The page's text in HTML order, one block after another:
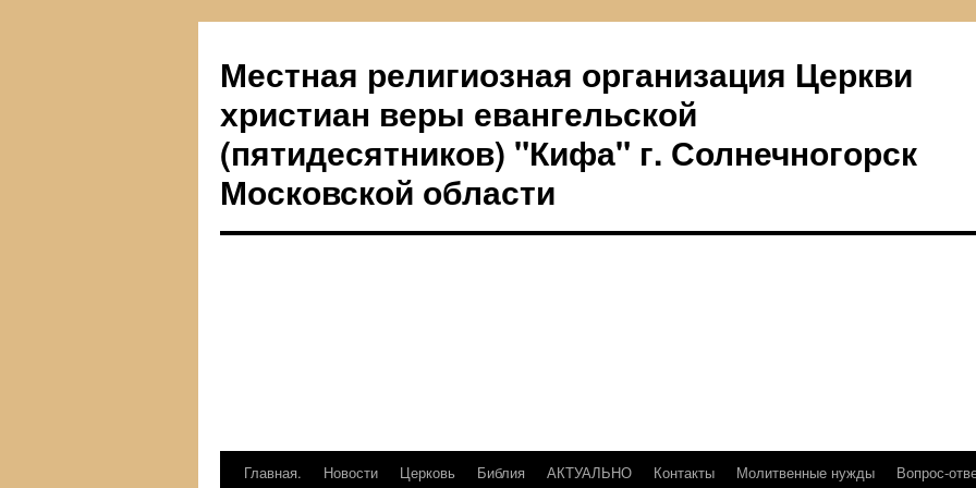
Местная религиозная организация Церкви
христиан веры евангельской
(пятидесятников) "Кифа" г. Солнечногорск
Московской области
Перейти
Главная. Новости Церковь Библия АКТУАЛЬНО Контакты Молитвенные нужды Вопрос-